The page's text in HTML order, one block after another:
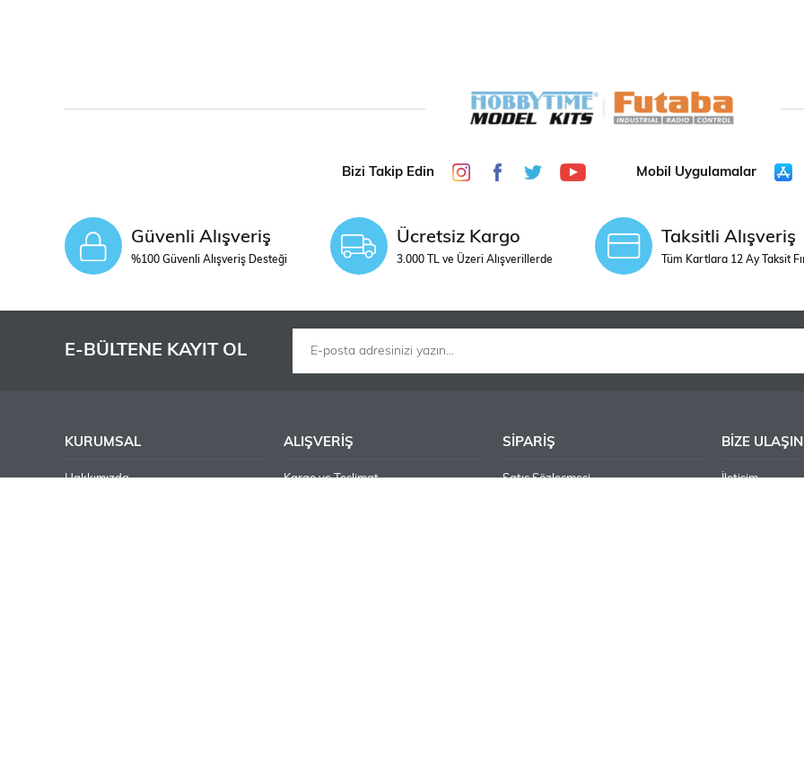
Bizi Takip Edin Mobil Uygulamalar
Güvenli Alışveriş
%100 Güvenli Alışveriş Desteği
Ücretsiz Kargo
3.000 TL ve Üzeri Alışverillerde
Taksitli Alışveriş
Tüm Kartlara 12 Ay Taksit
E-BÜLTENE KAYIT OL
KURUMSAL
Hakkımızda
ALIŞVERİŞ
Kargo ve Teslimat
SİPARİŞ
Satış Sözleşmesi
BİZE ULAŞIN
İletişim